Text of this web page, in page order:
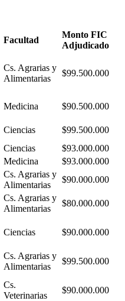
Facultad
Monto FIC
Adjudicado
Cs. Agrarias y
Alimentarias
$99.500.000
Medicina $90.500.000
Ciencias $99.500.000
Ciencias $93.000.000
Medicina $93.000.000
Cs. Agrarias y
Alimentarias
$90.000.000
Cs. Agrarias y
Alimentarias
$80.000.000
Ciencias $90.000.000
Cs. Agrarias y
Alimentarias
$99.500.000
Cs.
Veterinarias
$90.000.000